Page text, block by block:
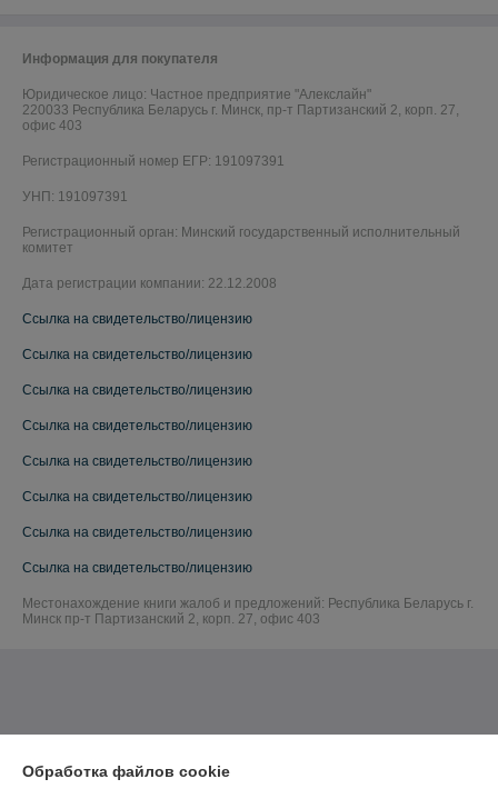
Информация для покупателя
Юридическое лицо: Частное предприятие "Алекслайн"
220033 Республика Беларусь г. Минск, пр-т Партизанский 2, корп. 27,
офис 403
Регистрационный номер ЕГР: 191097391
УНП: 191097391
Регистрационный орган: Минский государственный исполнительный
комитет
Дата регистрации компании: 22.12.2008
Ссылка на свидетельство/лицензию
Ссылка на свидетельство/лицензию
Ссылка на свидетельство/лицензию
Ссылка на свидетельство/лицензию
Ссылка на свидетельство/лицензию
Ссылка на свидетельство/лицензию
Ссылка на свидетельство/лицензию
Ссылка на свидетельство/лицензию
Местонахождение книги жалоб и предложений: Республика Беларусь г.
Минск пр-т Партизанский 2, корп. 27, офис 403
Обработка файлов cookie